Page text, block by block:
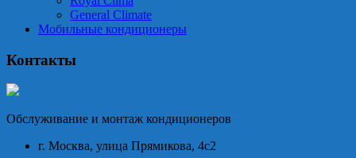
General Climate
Мобильные кондиционеры
Контакты
Обслуживание и монтаж кондиционеров
г. Москва, улица Прямикова, 4с2